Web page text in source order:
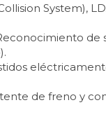
System),
de
de freno y